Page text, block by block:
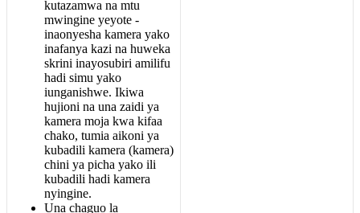
kutazamwa na mtu
mwingine yeyote -
inaonyesha kamera yako
inafanya kazi na huweka
skrini inayosubiri amilifu
hadi simu yako
iunganishwe. Ikiwa
hujioni na una zaidi ya
kamera moja kwa kifaa
chako, tumia aikoni ya
kubadili kamera (kamera)
chini ya picha yako ili
kubadili hadi kamera
nyingine.
Una chaguo la